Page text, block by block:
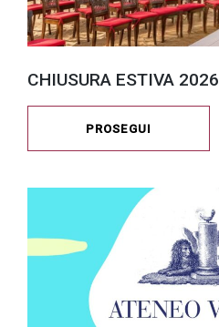
CHIUSURA ESTIVA 2026
PROSEGUI